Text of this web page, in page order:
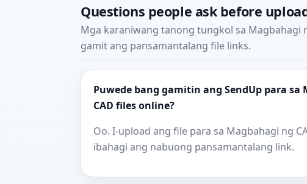
Questions people ask before
Mga karaniwang tanong tungkol sa Magbahagi
gamit ang pansamantalang file links.
Puwede bang gamitin ang SendUp para sa
CAD files online?
Oo. I-upload ang file para sa Magbahagi ng
ibahagi ang nabuong pansamantalang link.